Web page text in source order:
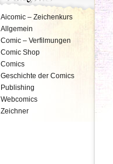
Aicomic – Zeichenkurs
Allgemein
Comic – Verfilmungen
Comic Shop
Comics
Geschichte der Comics
Publishing
Webcomics
Zeichner